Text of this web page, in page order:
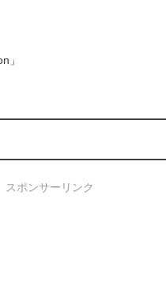
」
スポンサーリンク